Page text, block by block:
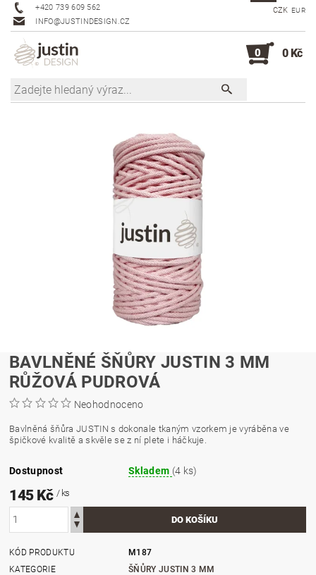
+420 739 609 562
INFO@JUSTINDESIGN.CZ
CZK EUR
0 0 Kč
BAVLNĚNÉ ŠŇŮRY JUSTIN 3 MM
RŮŽOVÁ PUDROVÁ
Neohodnoceno
Bavlněná šňůra JUSTIN s dokonale tkaným vzorkem je vyráběna ve
špičkové kvalitě a skvěle se z ní plete i háčkuje.
Dostupnost Skladem (4 ks)
145 Kč / ks
KÓD PRODUKTU
M187
KATEGORIE
ŠŇŮRY JUSTIN 3 MM